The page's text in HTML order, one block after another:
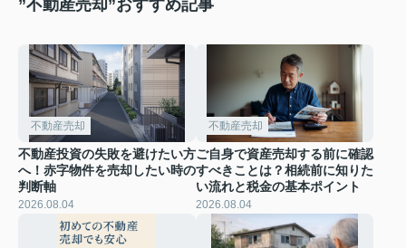
”不動産売却”おすすめ記事
不動産売却
不動産投資の失敗を避けたい方
へ！赤字物件を売却したい時の
判断軸
2026.08.04
不動産売却
ご自身で資産売却する前に確認
すべきことは？相続前に知りた
い流れと税金の基本ポイント
2026.08.04